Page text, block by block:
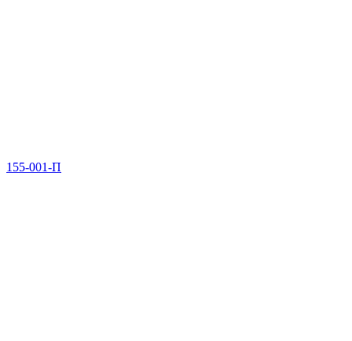
155-001-П